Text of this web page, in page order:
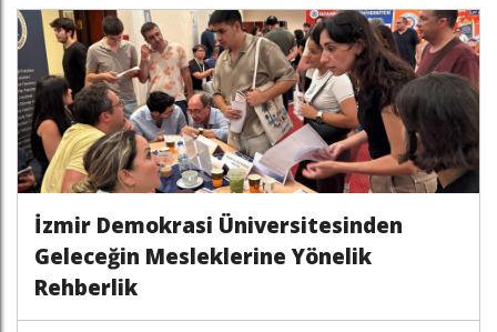
İzmir Demokrasi Üniversitesinden
Geleceğin Mesleklerine Yönelik
Rehberlik